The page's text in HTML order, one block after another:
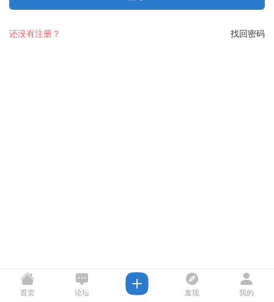
找回密码
还没有注册？
首页 论坛 发现 我的